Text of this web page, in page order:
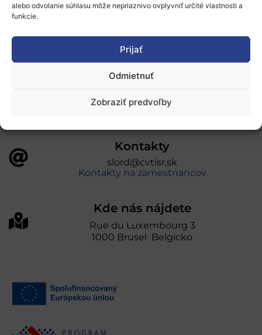
alebo odvolanie súhlasu môže nepriaznivo ovplyvniť určité vlastnosti a
funkcie.
Prijať
Odmietnuť
Zobraziť predvoľby
Ochrana osobných údajov
„Projekt SK4ERA II je spolufinancovaný Európskou
úniou v rámci Programu Slovensko. Portál
prevádzkuje Centrum vedecko-technických
Kontakty
slord@cvtisr.sk
Kontakty na zamestnancov
Kde nás nájdete
Rue du Luxembourg 3
1000 Brusel Belgicko